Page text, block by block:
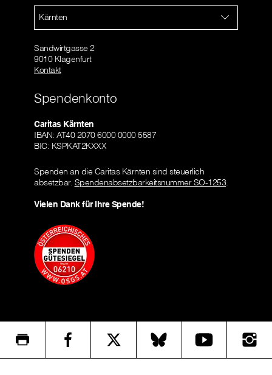
Kärnten
Sandwirtgasse 2
9010 Klagenfurt
Kontakt
Spendenkonto
Caritas Kärnten
IBAN: AT40 2070 6000 0000 5587
BIC: KSPKAT2KXXX
Spenden an die Caritas Kärnten sind steuerlich
absetzbar. Spendenabsetzbarkeitsnummer SO-1253.
Vielen Dank für Ihre Spende!